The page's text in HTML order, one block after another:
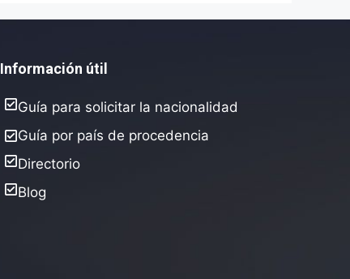
Información útil
Guía para solicitar la nacionalidad
Guía por país de procedencia
Directorio
Blog